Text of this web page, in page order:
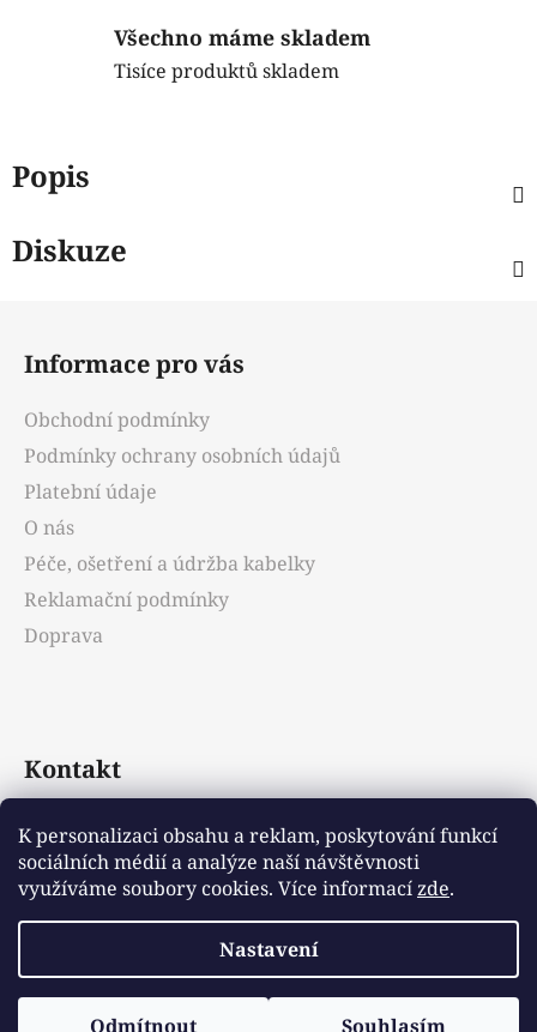
K personalizaci obsahu a reklam, poskytování funkcí
sociálních médií a analýze naší návštěvnosti
využíváme soubory cookies. Více informacízde.
Nastavení
Odmítnout Souhlasím
Všechno máme skladem
Tisíce produktů skladem
Popis
Diskuze
Informace pro vás
Obchodní podmínky
Podmínky ochrany osobních údajů
Platební údaje
O nás
Péče, ošetření a údržba kabelky
Reklamační podmínky
Doprava
Kontakt
info@emotys.cz
+421903231812
Vytvořil Shoptet